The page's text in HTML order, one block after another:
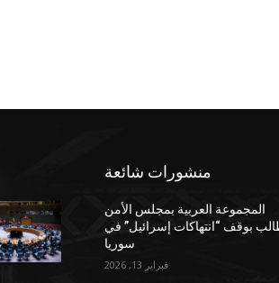
منشورات شائعة
المجموعة العربية بمجلس الأمن
بوقف “انتهاكات إسرائيل” في
سوريا
فبراير 13, 2026